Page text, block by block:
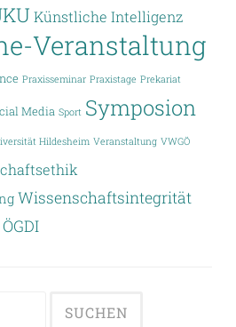
Künstliche Intelligenz
Veranstaltung
Praxisseminar Praxistage Prekariat
Media Sport Symposion
Hildesheim Veranstaltung VWGÖ
Wissenschaftsintegrität
ÖGDI